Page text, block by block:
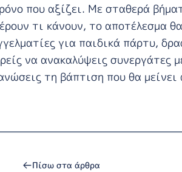
που αξίζει. Με σταθερά
τι κάνουν, το αποτέλεσμα
για παιδικά πάρτυ,
να ανακαλύψεις συνεργάτες
τη βάπτιση που θα
Πίσω στα άρθρα